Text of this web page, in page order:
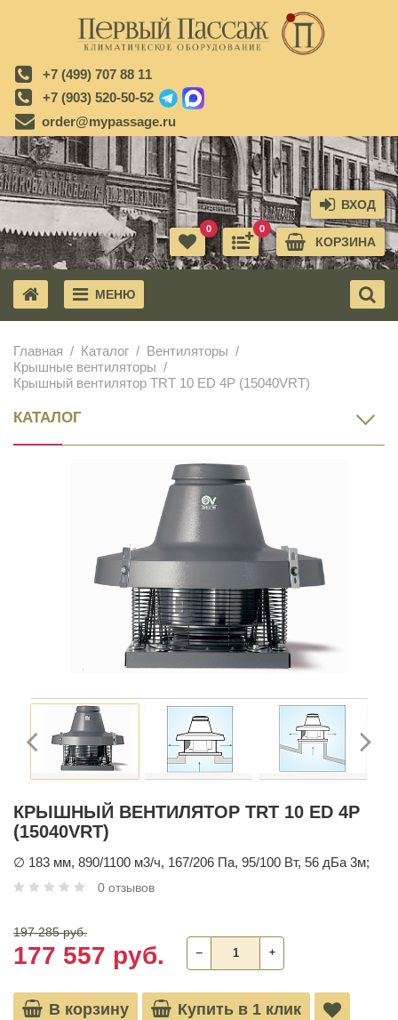
+7 (499) 707 88 11
+7 (903) 520-50-52
order@mypassage.ru
ВХОД
КОРЗИНА
0
0
МЕНЮ
Главная Каталог
Вентиляторы
Крышные вентиляторы
Крышный вентилятор TRT 10 ED 4P (15040VRT)
КАТАЛОГ
КРЫШНЫЙ ВЕНТИЛЯТОР TRT 10 ED 4P
(15040VRT)
∅ 183 мм, 890/1100 м3/ч, 167/206 Па, 95/100 Вт, 56 дБа 3м;
0 отзывов
197 285 руб.
177 557 руб. ‒ +
В корзину Купить в 1 клик